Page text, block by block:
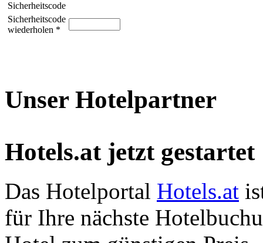
Sicherheitscode
Sicherheitscode
wiederholen *
Unser Hotelpartner
Hotels.at jetzt gestartet
Das Hotelportal Hotels.at
für Ihre nächste